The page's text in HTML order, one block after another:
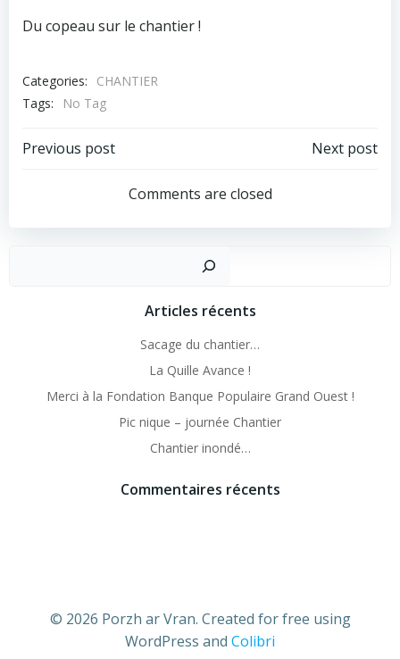
Du copeau sur le chantier !
Categories:
CHANTIER
Tags:
No Tag
Post
navigation
Previous post
navigation
Next post
Comments are closed
Articles récents
Sacage du chantier…
La Quille Avance !
Merci à la Fondation Banque Populaire Grand Ouest !
Pic nique – journée Chantier
Chantier inondé…
Commentaires récents
© 2026 Porzh ar Vran. Created for free using
WordPress and Colibri